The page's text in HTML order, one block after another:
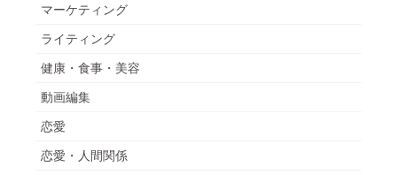
マーケティング
ライティング
健康・食事・美容
動画編集
恋愛
恋愛・人間関係